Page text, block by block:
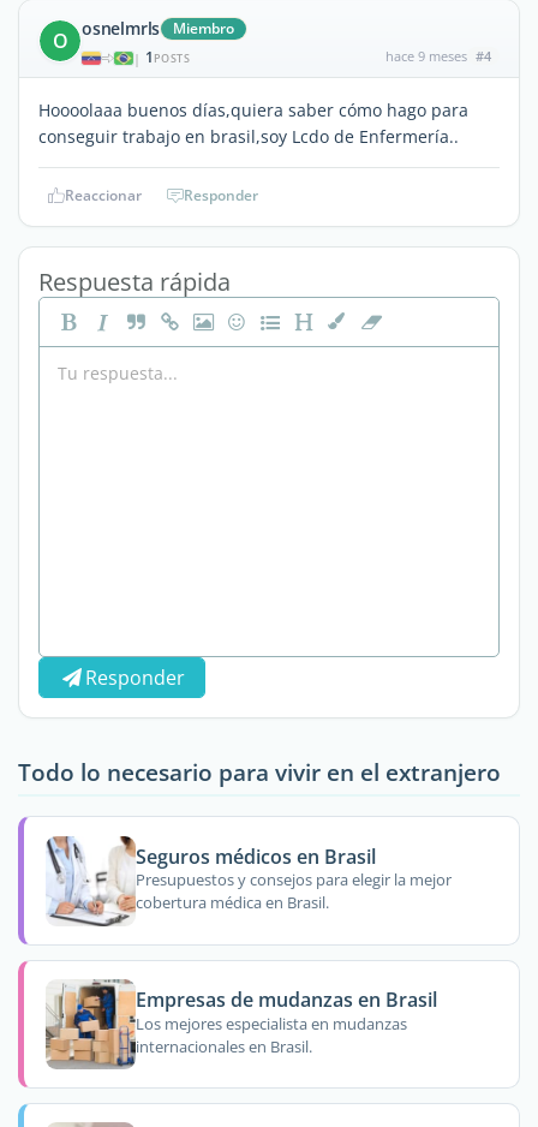
O osnelmrls Miembro
| 1 POSTS hace 9 meses #4
Hoooolaaa buenos días,quiera saber cómo hago para
conseguir trabajo en brasil,soy Lcdo de Enfermería..
Reaccionar Responder
Respuesta rápida
Responder
Todo lo necesario para vivir en el extranjero
Seguros médicos en Brasil
Presupuestos y consejos para elegir la mejor
cobertura médica en Brasil.
Empresas de mudanzas en Brasil
Los mejores especialista en mudanzas
internacionales en Brasil.